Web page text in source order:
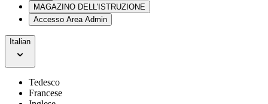
MAGAZINO DELL'ISTRUZIONE
Accesso Area Admin
Italian
Tedesco
Francese